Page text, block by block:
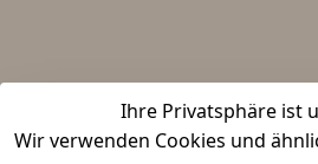
Ihre Privatsphäre ist
Wir verwenden Cookies und